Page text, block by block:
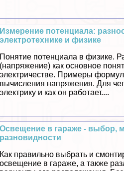
Измерение потенциала:
электротехнике и физике
Понятие потенциала в физике.
(напряжение) как основное
электричестве. Примеры
вычисления напряжения. Для
электрику и как он работает....
Освещение в гараже - выбор,
разновидности
Как правильно выбрать и
освещение в гараже, а также